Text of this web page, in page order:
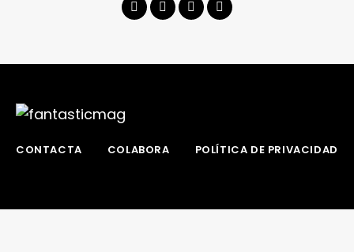
CONTACTA COLABORA POLÍTICA DE PRIVACIDAD